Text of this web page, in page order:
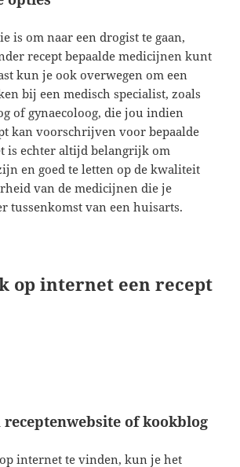
is om naar een drogist te gaan,
recept bepaalde medicijnen kunt
kun je ook overwegen om een
bij een medisch specialist, zoals
of gynaecoloog, die jou indien
kan voorschrijven voor bepaalde
is echter altijd belangrijk om
en goed te letten op de kwaliteit
van de medicijnen die je
tussenkomst van een huisarts.
op internet een recept
receptenwebsite of kookblog
internet te vinden, kun je het